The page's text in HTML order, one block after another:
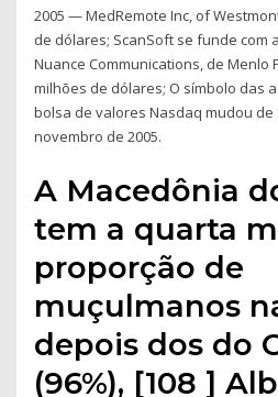
2005 — MedRemote Inc, of
de dólares; ScanSoft se funde com
Nuance Communications, de Menlo
milhões de dólares; O símbolo das
bolsa de valores Nasdaq mudou de
novembro de 2005.
A Macedônia
tem a quarta
proporção de
muçulmanos
depois dos do
(96%), [108 ]